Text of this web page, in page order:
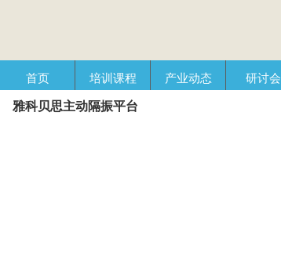
首页 培训课程 产业动态 研讨会
雅科贝思主动隔振平台